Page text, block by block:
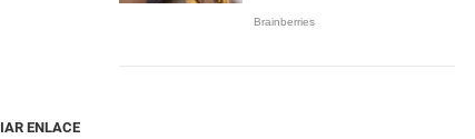
ENLACE